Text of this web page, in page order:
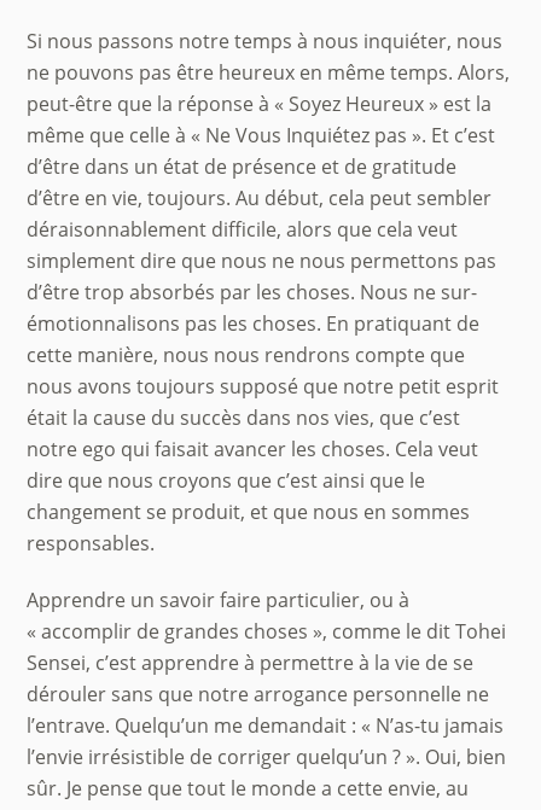
Si nous passons notre temps à nous inquiéter, nous
ne pouvons pas être heureux en même temps. Alors,
peut-être que la réponse à « Soyez Heureux » est la
même que celle à « Ne Vous Inquiétez pas ». Et c’est
d’être dans un état de présence et de gratitude
d’être en vie, toujours. Au début, cela peut sembler
déraisonnablement difficile, alors que cela veut
simplement dire que nous ne nous permettons pas
d’être trop absorbés par les choses. Nous ne sur-
émotionnalisons pas les choses. En pratiquant de
cette manière, nous nous rendrons compte que
nous avons toujours supposé que notre petit esprit
était la cause du succès dans nos vies, que c’est
notre ego qui faisait avancer les choses. Cela veut
dire que nous croyons que c’est ainsi que le
changement se produit, et que nous en sommes
responsables.
Apprendre un savoir faire particulier, ou à
« accomplir de grandes choses », comme le dit Tohei
Sensei, c’est apprendre à permettre à la vie de se
dérouler sans que notre arrogance personnelle ne
l’entrave. Quelqu’un me demandait : « N’as-tu jamais
l’envie irrésistible de corriger quelqu’un ? ». Oui, bien
sûr. Je pense que tout le monde a cette envie, au